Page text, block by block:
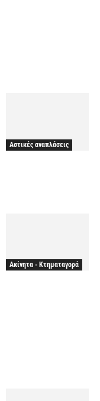
Αστικές αναπλάσεις
Ακίνητα - Κτηματαγορά